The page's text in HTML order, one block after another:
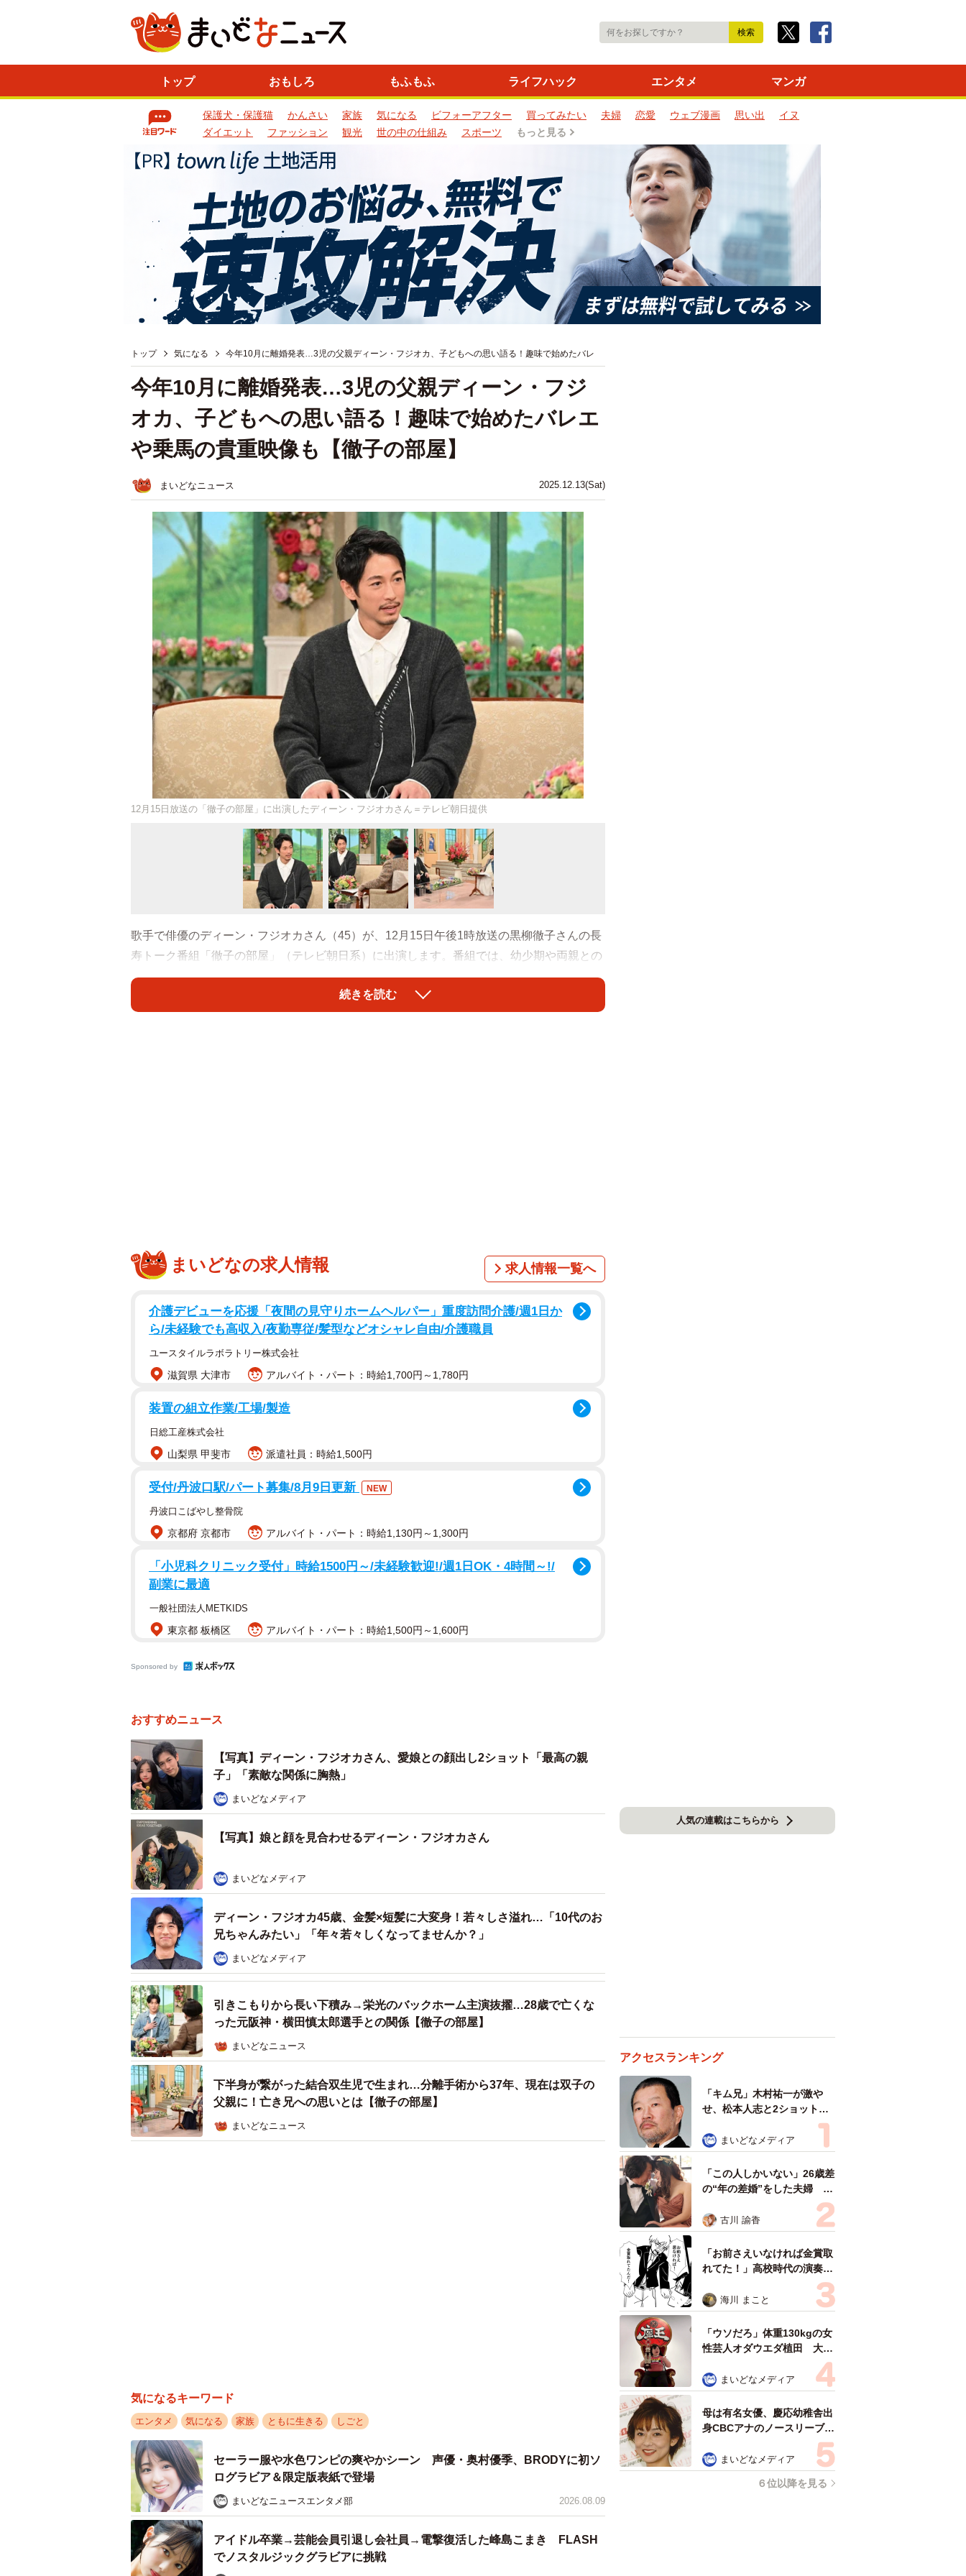
トップ おもしろ もふもふ ライフハック エンタメ マンガ
保護犬・保護猫 かんさい 家族 気になる ビフォーアフター 買ってみたい 夫婦 恋愛 ウェブ漫画 思い出
イヌ
ダイエット
ファッション 観光 世の中の仕組み スポーツ もっと見る
トップ 気になる 今年10月に離婚発表…3児の父親ディーン・フジオカ、子どもへの思い語る！趣味で始めたバレ
2025.12.13(Sat)
今年10月に離婚発表…3児の父親ディーン・フジ
オカ、子どもへの思い語る！趣味で始めたバレエ
や乗馬の貴重映像も【徹子の部屋】
まいどなニュース
12月15日放送の「徹子の部屋」に出演したディーン・フジオカさん＝テレビ朝日提供
歌手で俳優のディーン・フジオカさん（45）が、12月15日午後1時放送の黒柳徹子さんの長
寿トーク番組「徹子の部屋」（テレビ朝日系）に出演します。番組では、幼少期や両親との
思い出をはじめ、香港でスカウトされた秘話、そして3人の子どもたちへの思いも明かしま
が最善だと考えました」とし、「これまでの結婚生活の中で、妻は家族に惜しみない愛情を
注ぎ、私自身の活動も支え続けてくれました」と感謝の言葉を綴っていました。番組では、
続きを読む
まいどなの求人情報 求人情報一覧へ
介護デビューを応援「夜間の見守りホームヘルパー」重度訪問介護/週1日か
ら/未経験でも高収入/夜勤専従/髪型などオシャレ自由/介護職員
ユースタイルラボラトリー株式会社
滋賀県 大津市 アルバイト・パート：時給1,700円～1,780円
装置の組立作業/工場/製造
日総工産株式会社
山梨県 甲斐市 派遣社員：時給1,500円
受付/丹波口駅/パート募集/8月9日更新 NEW
丹波口こばやし整骨院
京都府 京都市 アルバイト・パート：時給1,130円～1,300円
「小児科クリニック受付」時給1500円～/未経験歓迎!/週1日OK・4時間～!/
副業に最適
一般社団法人METKIDS
東京都 板橋区 アルバイト・パート：時給1,500円～1,600円
Sponsored by
おすすめニュース
【写真】ディーン・フジオカさん、愛娘との顔出し2ショット「最高の親
子」「素敵な関係に胸熱」
まいどなメディア
【写真】娘と顔を見合わせるディーン・フジオカさん
まいどなメディア
ディーン・フジオカ45歳、金髪×短髪に大変身！若々しさ溢れ…「10代のお
兄ちゃんみたい」「年々若々しくなってませんか？」
まいどなメディア
引きこもりから長い下積み→栄光のバックホーム主演抜擢…28歳で亡くな
った元阪神・横田慎太郎選手との関係【徹子の部屋】
まいどなニュース
下半身が繋がった結合双生児で生まれ…分離手術から37年、現在は双子の
父親に！亡き兄への思いとは【徹子の部屋】
まいどなニュース
気になるキーワード
エンタメ 気になる 家族 ともに生きる しごと
セーラー服や水色ワンピの爽やかシーン 声優・奥村優季、BRODYに初ソ
ログラビア＆限定版表紙で登場
まいどなニュースエンタメ部 2026.08.09
アイドル卒業→芸能会員引退し会社員→電撃復活した峰島こまき FLASH
でノスタルジックグラビアに挑戦
人気の連載はこちらから
アクセスランキング
「キム兄」木村祐一が激や
せ、松本人志と2ショット
「一瞬、分からなかったわ」
「テキヤの兄さん」
まいどなメディア
「この人しかいない」26歳差
の“年の差婚”をした夫婦 出
会いは？反対する声はなかっ
た？ 今の思いを聞いた
古川 諭香
「お前さえいなければ金賞取
れてた！」高校時代の演奏会
がトラウマ……責められた学
生は楽器修理職人に 10年後
再会した因縁の相手から思わ
ぬ申し出【漫画】
海川 まこと
「ウソだろ」体重130kgの女
性芸人オダウエダ植田 大学
で」 まいどなメディア
母は有名女優、慶応幼稚舎出
身CBCアナのノースリーブ姿
「育ちの良さが表情に表れて
る」「天使の笑顔」
まいどなメディア
６位以降を見る